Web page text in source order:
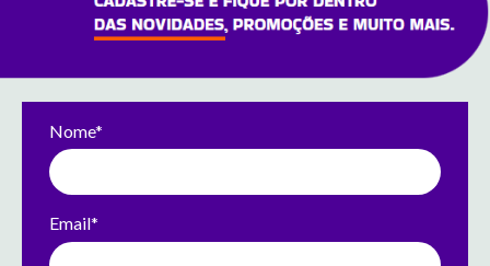
Nome*
Email*